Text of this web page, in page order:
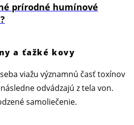
prírodné humínové
a ťažké kovy
viažu významnú časť toxínov
odvádzajú z tela von.
samoliečenie.